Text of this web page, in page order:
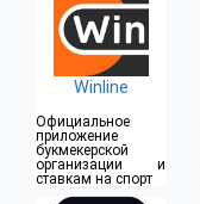
Winline
Официальное
приложение
букмекерской
организации и
ставкам на спорт